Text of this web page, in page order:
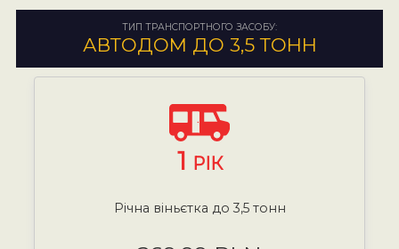
ТИП ТРАНСПОРТНОГО ЗАСОБУ:
АВТОДОМ ДО 3,5 ТОНН
1 РІК
Річна віньєтка до 3,5 тонн